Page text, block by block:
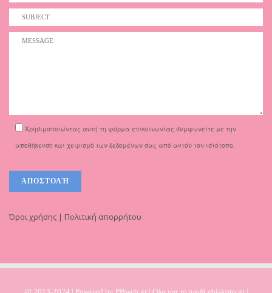
Χρησιμοποιώντας αυτή τη φόρμα επικοινωνίας συμφωνείτε με την
αποθήκευση και χειρισμό των δεδομένων σας από αυτόν τον ιστότοπο.
Όροι χρήσης | Πολιτική απορρήτου